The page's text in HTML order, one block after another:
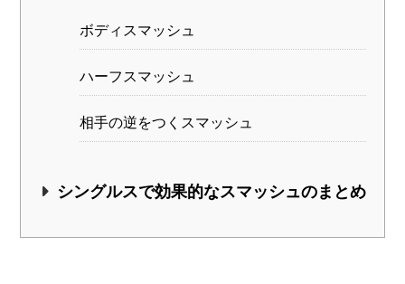
ボディスマッシュ
ハーフスマッシュ
相手の逆をつくスマッシュ
シングルスで効果的なスマッシュのまとめ